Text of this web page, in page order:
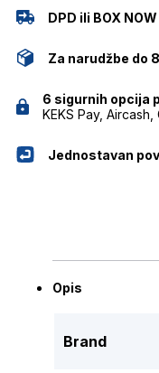
DPD ili BOX
Za narudžbe do
6 sigurnih opcija
KEKS Pay,
Jednostavan
Opis
Brand